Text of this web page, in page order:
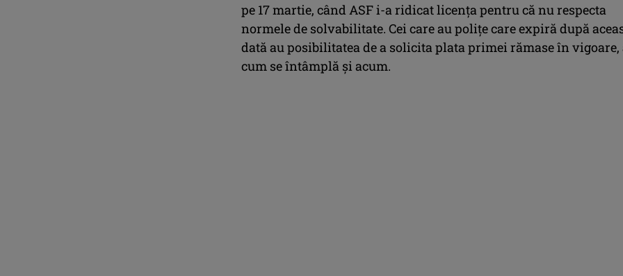
pe 17 martie, când ASF i-a ridicat licența pentru că nu respecta
normele de solvabilitate. Cei care au polițe care expiră după
dată au posibilitatea de a solicita plata primei rămase în vigoare,
cum se întâmplă și acum.